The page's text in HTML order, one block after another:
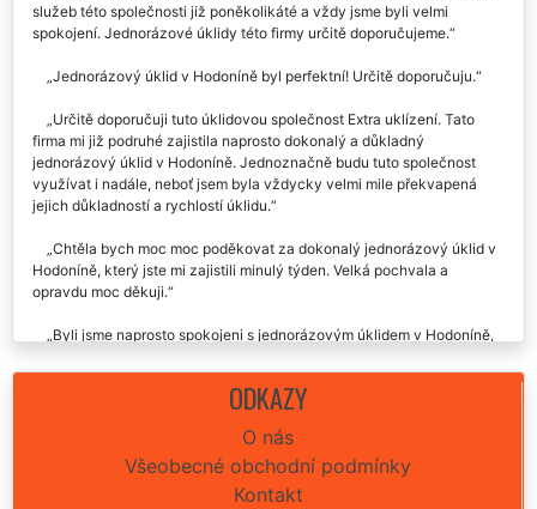
služeb této společnosti již poněkolikáté a vždy jsme byli velmi
spokojení. Jednorázové úklidy této firmy určitě doporučujeme.
Jednorázový úklid v Hodoníně byl perfektní! Určitě doporučuju.
Určitě doporučuji tuto úklidovou společnost Extra uklízení. Tato
firma mi již podruhé zajistila naprosto dokonalý a důkladný
jednorázový úklid v Hodoníně. Jednoznačně budu tuto společnost
využívat i nadále, neboť jsem byla vždycky velmi mile překvapená
jejich důkladností a rychlostí úklidu.
Chtěla bych moc moc poděkovat za dokonalý jednorázový úklid v
Hodoníně, který jste mi zajistili minulý týden. Velká pochvala a
opravdu moc děkuji.
Byli jsme naprosto spokojeni s jednorázovým úklidem v Hodoníně,
Tato úklidová firma nám poskytla naprosto dokonalý jednorázový
ODKAZY
O nás
Všeobecné obchodní podmínky
Kontakt